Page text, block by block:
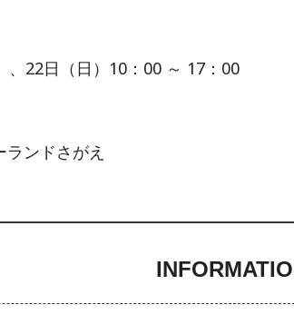
、22日（日）10：00 ～ 17：00
ンドさがえ